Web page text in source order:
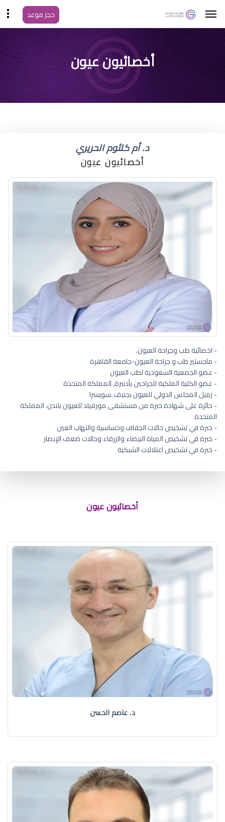
حجز موعد
افضل دكتور عيون لكبار
السن
أخصائيون عيون
د. أم كلثوم الحريري
أخصائيون عيون
- اخصائية طب وجراحة العيون.
- ماجستير طب و جراحة العيون-جامعة القاهرة
- عضو الجمعية السعودية لطب العيون
- عضو الكلية الملكية للجراحين بأدنبرة, المملكة المتحدة
- زميل المجلس الدولي للعيون بجنيف ،سويسرا
- حائزة على شهادة خبرة من مستشفى مورفيلد للعيون بلندن، المملكة
المتحدة
- خبرة في تشخيص حالات الجفاف وحساسية والتهاب العين
- خبرة في تشخيص المياة البيضاء والزرقاء وحالات ضعف الإبصار
- خبرة في تشخيص اعتلالات الشبكية
افضل دكتور عيون لكبار السن
أخصائيون عيون
د. عاصم الحسن